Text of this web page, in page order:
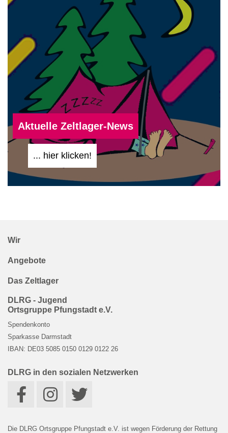
Aktuelle Zeltlager-News
... hier klicken!
Wir
Angebote
Das Zeltlager
DLRG - Jugend
Ortsgruppe Pfungstadt e.V.
Spendenkonto
Sparkasse Darmstadt
IBAN: DE03 5085 0150 0129 0122 26
DLRG in den sozialen Netzwerken
Die DLRG Ortsgruppe Pfungstadt e.V. ist wegen Förderung der Rettung